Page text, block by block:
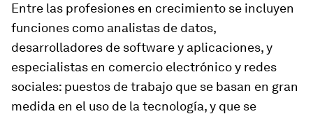
Entre las profesiones en crecimiento se incluyen
funciones como analistas de datos,
desarrolladores de software y aplicaciones, y
especialistas en comercio electrónico y redes
sociales: puestos de trabajo que se basan en gran
medida en el uso de la tecnología, y que se